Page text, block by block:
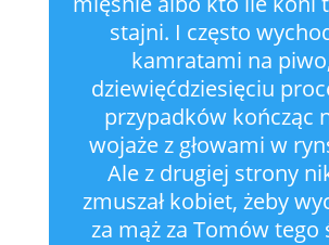
stajni. I często
kamratami na
dziewięćdziesięciu
przypadków kończąc
wojaże z głowami w
Ale z drugiej strony
zmuszał kobiet, żeby
za mąż za Tomów tego